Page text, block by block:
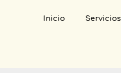
Inicio Servicios